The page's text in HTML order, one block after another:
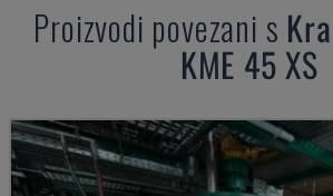
Proizvodi povezani s
KME 45 XS